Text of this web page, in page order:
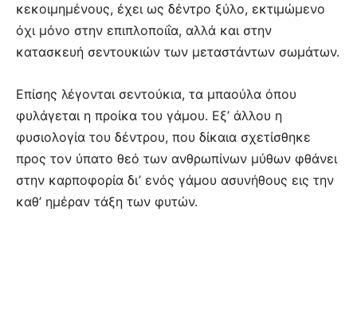
κεκοιμημένους, έχει ως δέντρο ξύλο, εκτιμώμενο
όχι μόνο στην επιπλοποιΐα, αλλά και στην
κατασκευή σεντουκιών των μεταστάντων σωμάτων.
Eπίσης λέγονται σεντούκια, τα μπαούλα όπου
φυλάγεται η προίκα του γάμου. Eξ’ άλλου η
φυσιολογία του δέντρου, που δίκαια σχετίσθηκε
προς τον ύπατο θεό των ανθρωπίνων μύθων φθάνει
στην καρποφορία δι’ ενός γάμου ασυνήθους εις την
καθ’ ημέραν τάξη των φυτών.